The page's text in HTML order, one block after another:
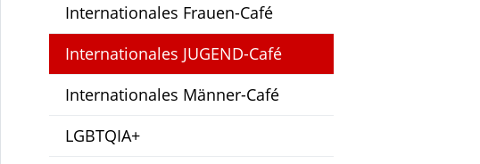
Internationales Frauen-Café
Internationales JUGEND-Café
Internationales Männer-Café
LGBTQIA+